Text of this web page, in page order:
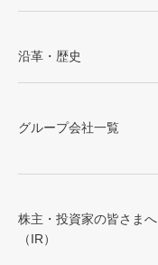
沿革・歴史
グループ会社一覧
株主・投資家の皆さまへ
（IR）